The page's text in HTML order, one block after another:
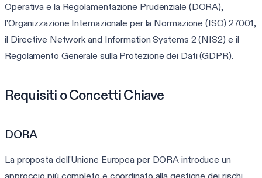
Operativa e la Regolamentazione Prudenziale (DORA),
l'Organizzazione Internazionale per la Normazione (ISO) 27001,
il Directive Network and Information Systems 2 (NIS2) e il
Regolamento Generale sulla Protezione dei Dati (GDPR).
Requisiti o Concetti Chiave
DORA
La proposta dell'Unione Europea per DORA introduce un